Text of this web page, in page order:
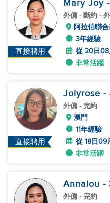
直接聘用
Mary Joy
外傭 - 斷約 -
阿拉伯聯
3年經驗
從 20日
非常活躍
直接聘用
Jolyrose -
外傭 - 完約
澳門
11年經驗
從 18日09
非常活躍
Annalou -
外傭 - 完約